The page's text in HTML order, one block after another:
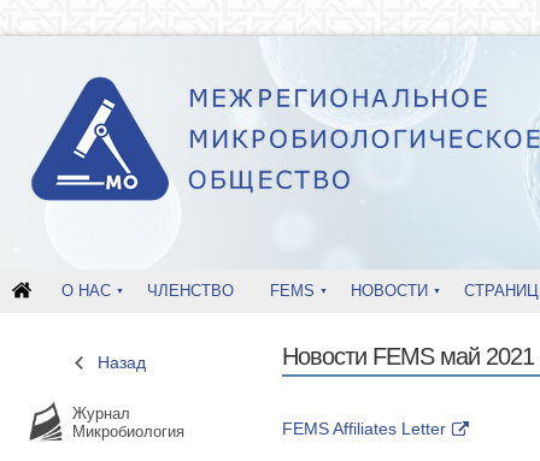
О НАС ЧЛЕНСТВО FEMS НОВОСТИ
Назад
Журнал
Микробиология
Новости FEMS май 2021
FEMS Affiliates Letter